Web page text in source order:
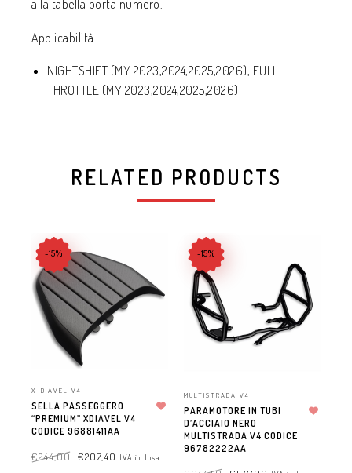
alla tabella porta numero.
Applicabilità
NIGHTSHIFT (MY 2023,2024,2025,2026), FULL
THROTTLE (MY 2023,2024,2025,2026)
RELATED PRODUCTS
-15%
X-DIAVEL V4
SELLA PASSEGGERO
“PREMIUM” XDIAVEL V4
CODICE 96881411AA
€244,00 €207,40 IVA inclusa
-15%
MULTISTRADA V4
PARAMOTORE IN TUBI
D’ACCIAIO NERO
MULTISTRADA V4 CODICE
96782222AA